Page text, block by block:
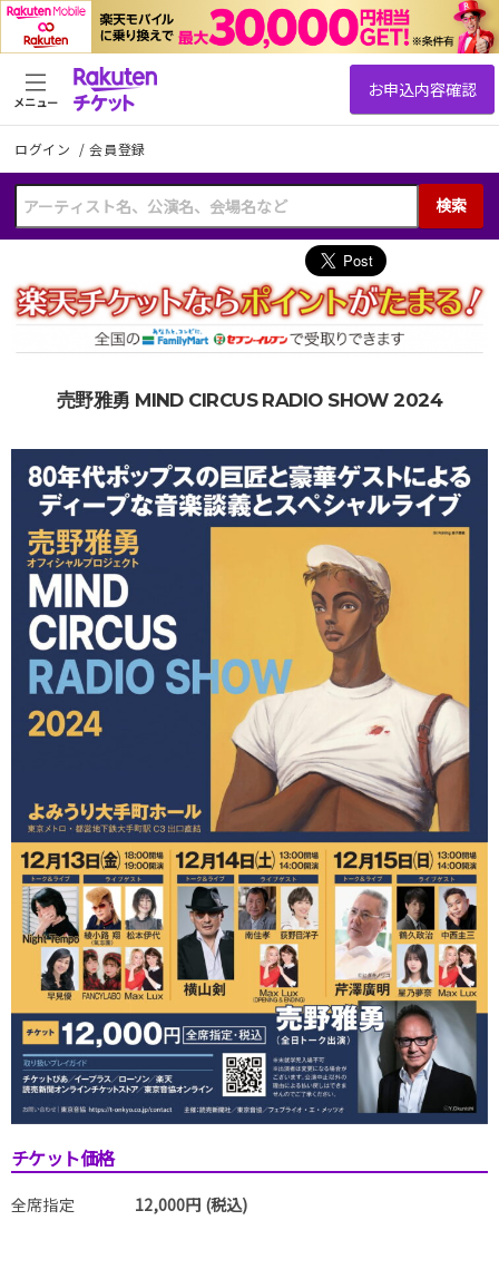
ログイン /会員登録
検索
メニュー
売野雅勇 MIND CIRCUS RADIO SHOW 2024
チケット価格
全席指定 12,000円 (税込)